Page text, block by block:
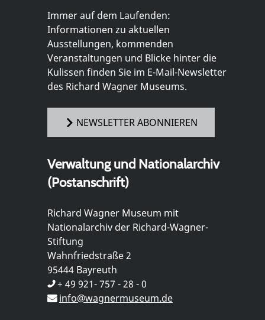
Immer auf dem Laufenden:
Informationen zu aktuellen
Ausstellungen, kommenden
Veranstaltungen und Blicke hinter die
Kulissen finden Sie im E-Mail-Newsletter
des Richard Wagner Museums.
NEWSLETTER ABONNIEREN
Verwaltung und Nationalarchiv
(Postanschrift)
Richard Wagner Museum mit
Nationalarchiv der Richard-Wagner-
Stiftung
Wahnfriedstraße 2
95444 Bayreuth
+ 49 921- 757 - 28 - 0
info@wagnermuseum.de